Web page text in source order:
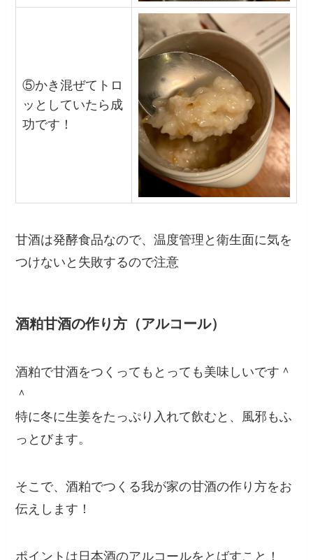
⑤かき混ぜてトロ
ッとしていたら成
功です！
甘酒は発酵食品なので、温度管理と衛生面に気を
つけないと失敗するので注意
酒粕甘酒の作り方（アルコール）
酒粕で甘酒をつくってもとっても美味しいです＾
＾
特に冬に生姜をたっぷり入れて飲むと、風邪もふ
っとびます。
そこで、酒粕でつくる我が家の甘酒の作り方をお
伝えします！
ポイントは日本酒のアルコールをとばすこと！